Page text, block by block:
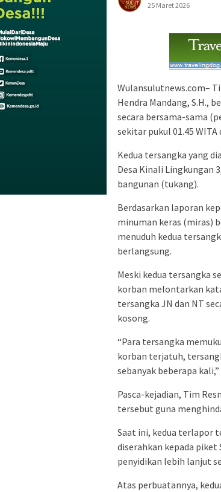
25 Maret 2026
Wulansulutnews.com–
Hendra Mandang, S.H.,
secara bersama-sama
sekitar pukul 01.45
Kedua tersangka yang
Desa Kinali Lingkungan
bangunan (tukang).
Berdasarkan laporan
minuman keras (miras)
menuduh kedua
berlangsung.
Meski kedua tersangka
korban melontarkan
tersangka JN dan NT
kosong.
“Para tersangka
korban terjatuh,
sebanyak beberapa
Pasca-kejadian, Tim
tersebut guna
Saat ini, kedua terlapor
diserahkan kepada
penyidikan lebih lanjut
Atas perbuatannya,